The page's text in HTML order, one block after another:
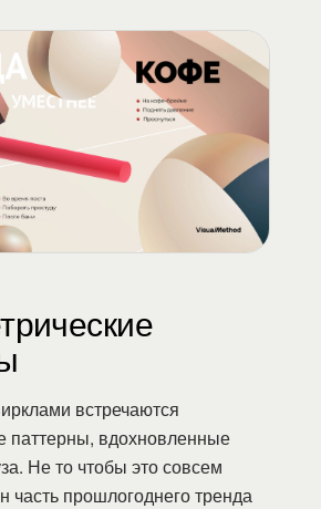
встречаются
паттерны, вдохновленные
Не то чтобы это совсем
часть прошлогоднего тренда